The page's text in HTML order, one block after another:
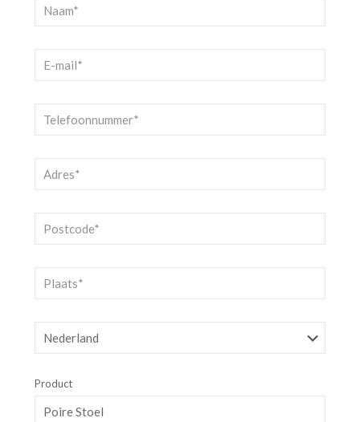
Product